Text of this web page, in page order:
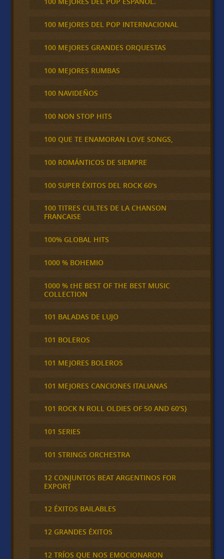
100 MEJORES DEL POP INTERNACIONAL
100 MEJORES GRANDES ORQUESTAS
100 MEJORES RUMBAS
100 NAVIDEÑOS
100 NON STOP HITS
100 QUE TE ENAMORAN LOVE SONGS,
100 ROMÁNTICOS DE SIEMPRE
100 SUPER ÉXITOS DEL ROCK 60's
100 TITRES CULTES DE LA CHANSON
FRANCAISE
100% GLOBAL HITS
1000 % BOHEMIO
1000 % tHE BEST OF THE BEST MUSIC
COLLECTION
101 BALADAS DE LUJO
101 BOLEROS
101 MEJORES BOLEROS
101 MEJORES CANCIONES ITALIANAS
101 ROCK N ROLL OLDIES OF 50 AND 60'S}
101 SERIES
101 STRINGS ORCHESTRA
12 CONJUNTOS BEAT ARGENTINOS FOR
EXPORT
12 ÉXITOS BAILABLES
12 GRANDES ÉXITOS
12 TRÍOS QUE NOS EMOCIONARON